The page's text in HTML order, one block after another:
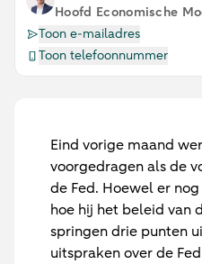
Hoofd Economische
Toon e-mailadres
Toon telefoonnummer
Eind vorige maand
voorgedragen als de
de Fed. Hoewel er
hoe hij het beleid van
springen drie punten
uitspraken over de